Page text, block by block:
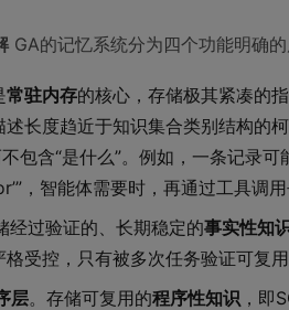
GA的记忆系统分为四个功能明确
常驻内存的核心，存储极其紧凑的
长度趋近于知识集合类别结构的
包含“是什么”。例如，一条记录
，智能体需要时，再通过工具调
经过验证的、长期稳定的事实性知
受控，只有被多次任务验证可复
层。存储可复用的程序性知识 ，即